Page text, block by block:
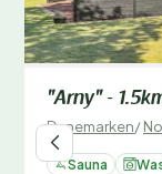
"Arny" -
Denemarken/
Sauna